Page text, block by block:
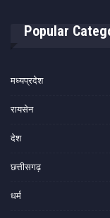
Popular
मध्यप्रदेश
रायसेन
देश
छत्तीसगढ़
धर्म